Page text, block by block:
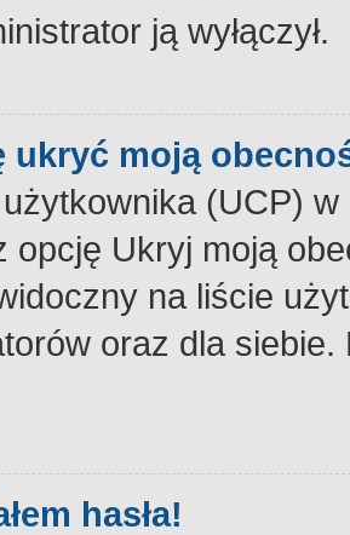
ją wyłączył.
ukryć moją
(UCP) w
opcję Ukryj moją
na liście
oraz dla
hasła!